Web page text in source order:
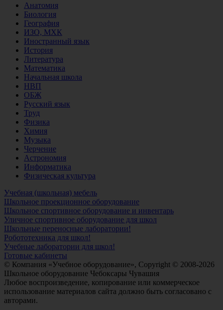
Анатомия
Биология
География
ИЗО, МХК
Иностранный язык
История
Литература
Математика
Начальная школа
НВП
ОБЖ
Русский язык
Труд
Физика
Химия
Музыка
Черчение
Астрономия
Информатика
Физическая культура
Учебная (школьная) мебель
Школьное проекционное оборудование
Школьное спортивное оборудование и инвентарь
Уличное спортивное оборудование для школ
Школьные переносные лаборатории!
Робототехника для школ!
Учебные лаборатории для школ!
Готовые кабинеты
© Компания «Учебное оборудование», Copyright © 2008-2026
Школьное оборудование Чебоксары Чувашия
Любое воспроизведение, копирование или коммерческое
использование материалов сайта должно быть согласовано с
авторами.